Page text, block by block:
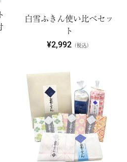
白雪ふきん使い比べセッ
ト
¥2,992（税込）